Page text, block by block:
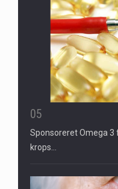
05
Sponsoreret Omega
krops…